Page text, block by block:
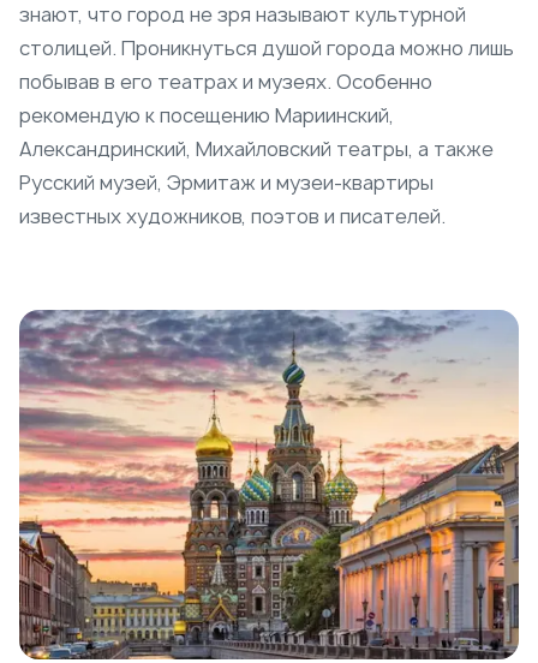
знают, что город не зря называют культурной
столицей. Проникнуться душой города можно лишь
побывав в его театрах и музеях. Особенно
рекомендую к посещению Мариинский,
Александринский, Михайловский театры, а также
Русский музей, Эрмитаж и музеи-квартиры
известных художников, поэтов и писателей.